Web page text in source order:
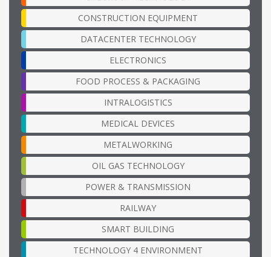
CONSTRUCTION EQUIPMENT
DATACENTER TECHNOLOGY
ELECTRONICS
FOOD PROCESS & PACKAGING
INTRALOGISTICS
MEDICAL DEVICES
METALWORKING
OIL GAS TECHNOLOGY
POWER & TRANSMISSION
RAILWAY
SMART BUILDING
TECHNOLOGY 4 ENVIRONMENT